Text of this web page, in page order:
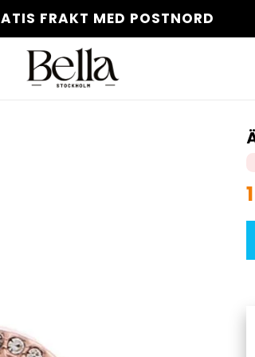
30 DAGARS RETURRÄTT